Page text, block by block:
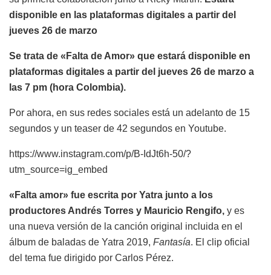
disponible en las plataformas digitales a partir del
jueves 26 de marzo
Se trata de «Falta de Amor» que estará disponible en
plataformas digitales a partir del jueves 26 de marzo a
las 7 pm (hora Colombia).
Por ahora, en sus redes sociales está un adelanto de 15
segundos y un teaser de 42 segundos en Youtube.
https://www.instagram.com/p/B-IdJt6h-50/?
utm_source=ig_embed
«Falta amor» fue escrita por Yatra junto a los
productores Andrés Torres y Mauricio Rengifo, y es
una nueva versión de la canción original incluida en el
álbum de baladas de Yatra 2019, Fantasía. El clip oficial
del tema fue dirigido por Carlos Pérez.